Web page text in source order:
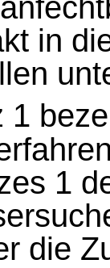
in
1
1
die